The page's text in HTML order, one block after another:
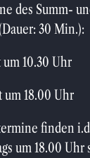
des Summ-
30 Min.):
10.30 Uhr
um 18.00 Uhr
finden
um 18.00 Uhr